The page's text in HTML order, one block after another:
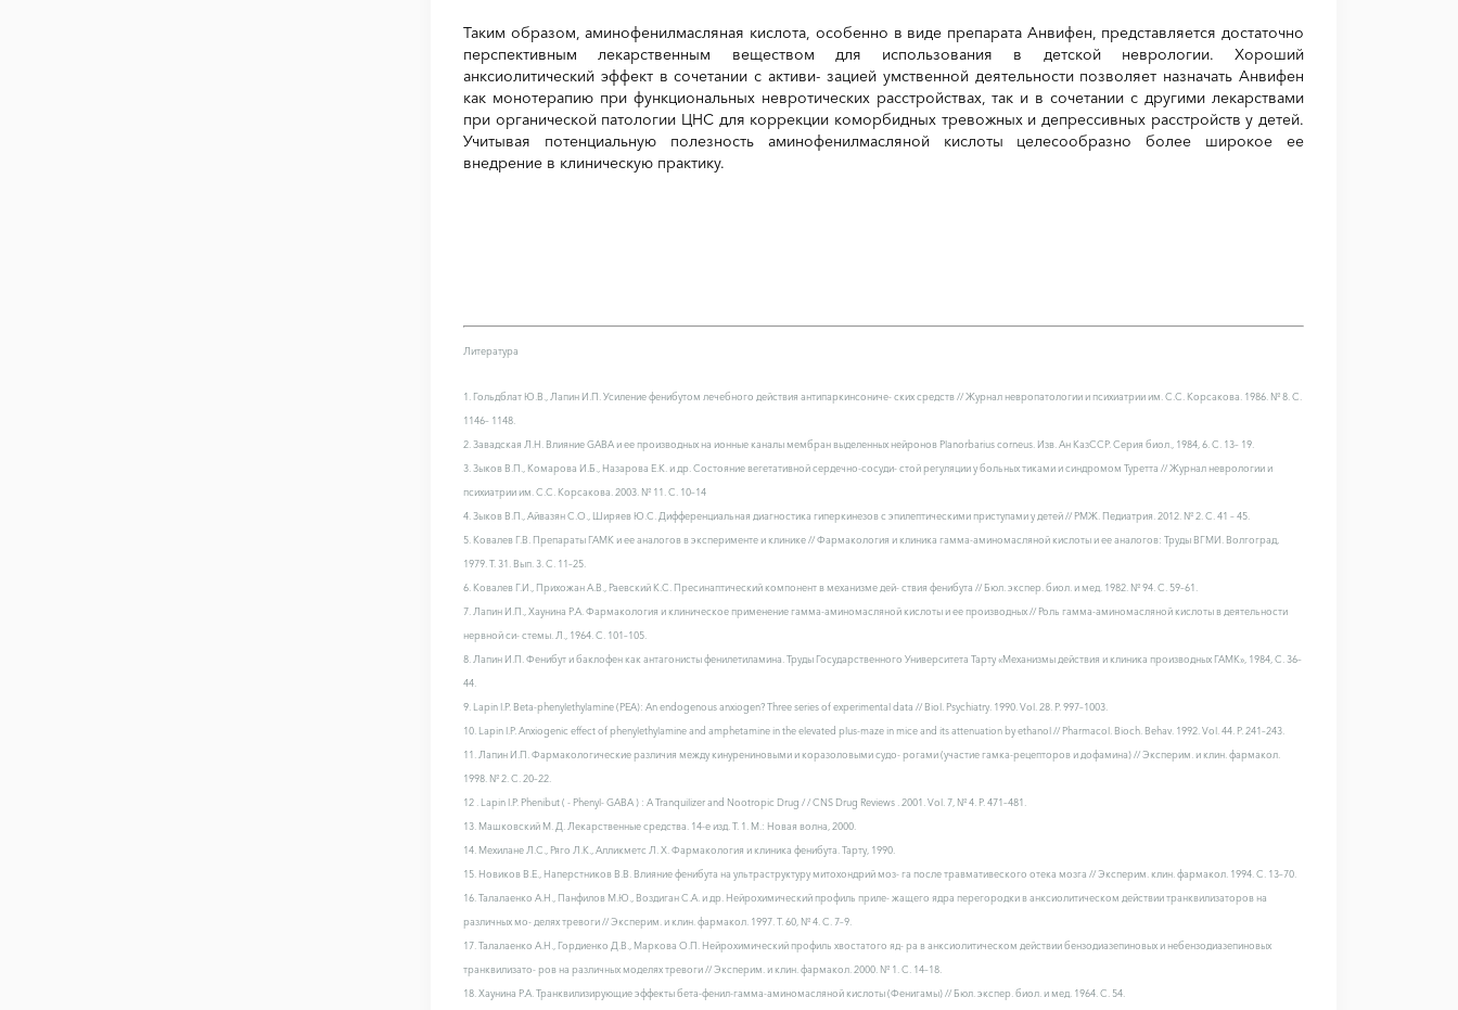
Таким образом, аминофенилмасляная кислота, особенно в виде препарата Анвифен, представляется достаточно
перспективным лекарственным веществом для использования в детской неврологии. Хороший
анксиолитический эффект в сочетании с активи- зацией умственной деятельности позволяет назначать Анвифен
как монотерапию при функциональных невротических расстройствах, так и в сочетании с другими лекарствами
при органической патологии ЦНС для коррекции коморбидных тревожных и депрессивных расстройств у детей.
Учитывая потенциальную полезность аминофенилмасляной кислоты целесообразно более широкое ее
внедрение в клиническую практику.
Литература
1. Гольдблат Ю.В., Лапин И.П. Усиление фенибутом лечебного действия антипаркинсониче- ских средств // Журнал невропатологии и психиатрии им. С.С. Корсакова. 1986. № 8. С.
1146– 1148.
2. Завадская Л.Н. Влияние GABA и ее производных на ионные каналы мембран выделенных нейронов Planorbarius corneus. Изв. Ан КазССР. Серия биол., 1984, 6. С. 13– 19.
3. Зыков В.П., Комарова И.Б., Назарова Е.К. и др. Состояние вегетативной сердечно-сосуди- стой регуляции у больных тиками и синдромом Туретта // Журнал неврологии и
психиатрии им. С.С. Корсакова. 2003. № 11. С. 10–14
4. Зыков В.П., Айвазян С.О., Ширяев Ю.С. Дифференциальная диагностика гиперкинезов с эпилептическими приступами у детей // РМЖ. Педиатрия. 2012. № 2. С. 41 – 45.
5. Ковалев Г.В. Препараты ГАМК и ее аналогов в эксперименте и клинике // Фармакология и клиника гамма-аминомасляной кислоты и ее аналогов: Труды ВГМИ. Волгоград,
1979. Т. 31. Вып. 3. С. 11–25.
6. Ковалев Г.И., Прихожан А.В., Раевский К.С. Пресинаптический компонент в механизме дей- ствия фенибута // Бюл. экспер. биол. и мед. 1982. № 94. С. 59–61.
7. Лапин И.П., Хаунина Р.А. Фармакология и клиническое применение гамма-аминомасляной кислоты и ее производных // Роль гамма-аминомасляной кислоты в деятельности
нервной си- стемы. Л., 1964. С. 101–105.
8. Лапин И.П. Фенибут и баклофен как антагонисты фенилетиламина. Труды Государственного Университета Тарту «Механизмы действия и клиника производных ГАМК», 1984, С. 36–
44.
9. Lapin I.P. Beta-phenylethylamine (PEA): An endogenous anxiogen? Three series of experimental data // Biol. Psychiatry. 1990. Vol. 28. P. 997–1003.
10. Lapin I.P. Anxiogenic effect of phenylethylamine and amphetamine in the elevated plus-maze in mice and its attenuation by ethanol // Pharmacol. Bioch. Behav. 1992. Vol. 44. P. 241–243.
11. Лапин И.П. Фармакологические различия между кинурениновыми и коразоловыми судо- рогами (участие гамка-рецепторов и дофамина) // Эксперим. и клин. фармакол.
1998. № 2. С. 20–22.
12 . Lapin I.P. Phenibut ( - Phenyl- GАBA ) : A Tranquilizer and Nootropic Drug / / CNS Drug Reviews . 2001. Vol. 7, № 4. P. 471–481.
13. Машковский М. Д. Лекарственные средства. 14-е изд. Т. 1. М.: Новая волна, 2000.
14. Мехилане Л.С., Ряго Л.К., Алликметс Л. Х. Фармакология и клиника фенибута. Тарту, 1990.
15. Новиков В.Е., Наперстников В.В. Влияние фенибута на ультраструктуру митохондрий моз- га после травмативеского отека мозга // Эксперим. клин. фармакол. 1994. С. 13–70.
16. Талалаенко А.Н., Панфилов М.Ю., Воздиган С.А. и др. Нейрохимический профиль приле- жащего ядра перегородки в анксиолитическом действии транквилизаторов на
различных мо- делях тревоги // Эксперим. и клин. фармакол. 1997. Т. 60, № 4. С. 7–9.
17. Талалаенко А.Н., Гордиенко Д.В., Маркова О.П. Нейрохимический профиль хвостатого яд- ра в анксиолитическом действии бензодиазепиновых и небензодиазепиновых
транквилизато- ров на различных моделях тревоги // Эксперим. и клин. фармакол. 2000. № 1. С. 14–18.
18. Хаунина Р.А. Транквилизирующие эффекты бета-фенил-гамма-аминомасляной кислоты (Фенигамы) // Бюл. экспер. биол. и мед. 1964. С. 54.